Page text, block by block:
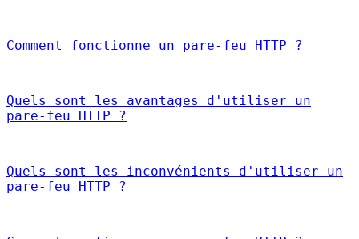
Comment fonctionne un pare-feu HTTP ?
Quels sont les avantages d'utiliser un
pare-feu HTTP ?
Quels sont les inconvénients d'utiliser un
pare-feu HTTP ?